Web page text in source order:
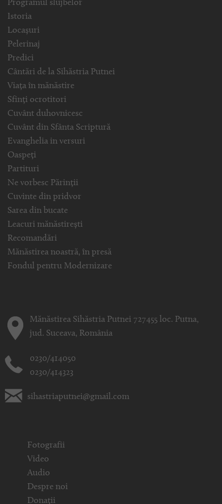
Programul slujbelor
Istoria
Locașuri
Pelerinaj
Predici
Cântări de la Sihăstria Putnei
Viața în mănăstire
Sfinți ocrotitori
Cuvânt duhovnicesc
Cuvânt din Sfânta Scriptură
Evanghelia in versuri
Oaspeți
Partituri
Ne vorbesc Părinții
Cuvinte din pridvor
Sarea din bucate
Leacuri mănăstirești
Recomandări
Mănăstirea noastră, în presă
Fondul pentru Modernizare
Mănăstirea Sihăstria Putnei 727455 loc. Putna,
jud. Suceava, România
0230/414050
0230/414323
sihastriaputnei@gmail.com
Fotografii
Video
Audio
Despre noi
Donații